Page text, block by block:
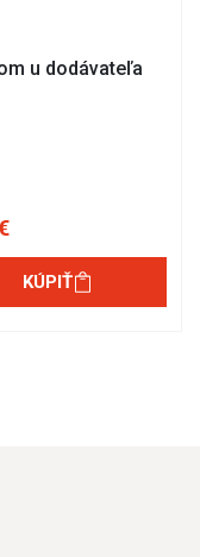
u dodávateľa
KÚPIŤ